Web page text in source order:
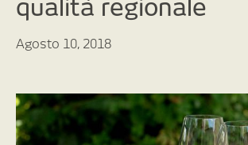
qualità regionale
Agosto 10, 2018